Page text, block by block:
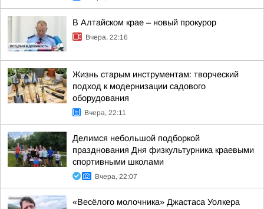
В Алтайском крае – новый прокурор
Вчера, 22:16
Жизнь старым инструментам: творческий
подход к модернизации садового
оборудования
Вчера, 22:11
Делимся небольшой подборкой
празднования Дня физкультурника краевыми
спортивными школами
Вчера, 22:07
«Весёлого молочника» Джастаса Уолкера